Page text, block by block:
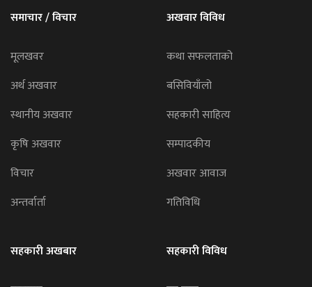
समाचार / विचार
मूलखवर
अर्थ अखवार
स्थानीय अखवार
कृषि अखवार
विचार
अन्तर्वार्ता
अखवार विविध
कथा सफलताको
बसिवियाँलो
सहकारी साहित्य
सम्पादकीय
अखवार आवाज
गतिविधि
सहकारी अखबार सहकारी विविध